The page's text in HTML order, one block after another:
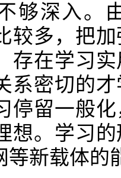
够深入。
较多，把
存在学习
系密切的
停留一般
想。学习
等新载体的